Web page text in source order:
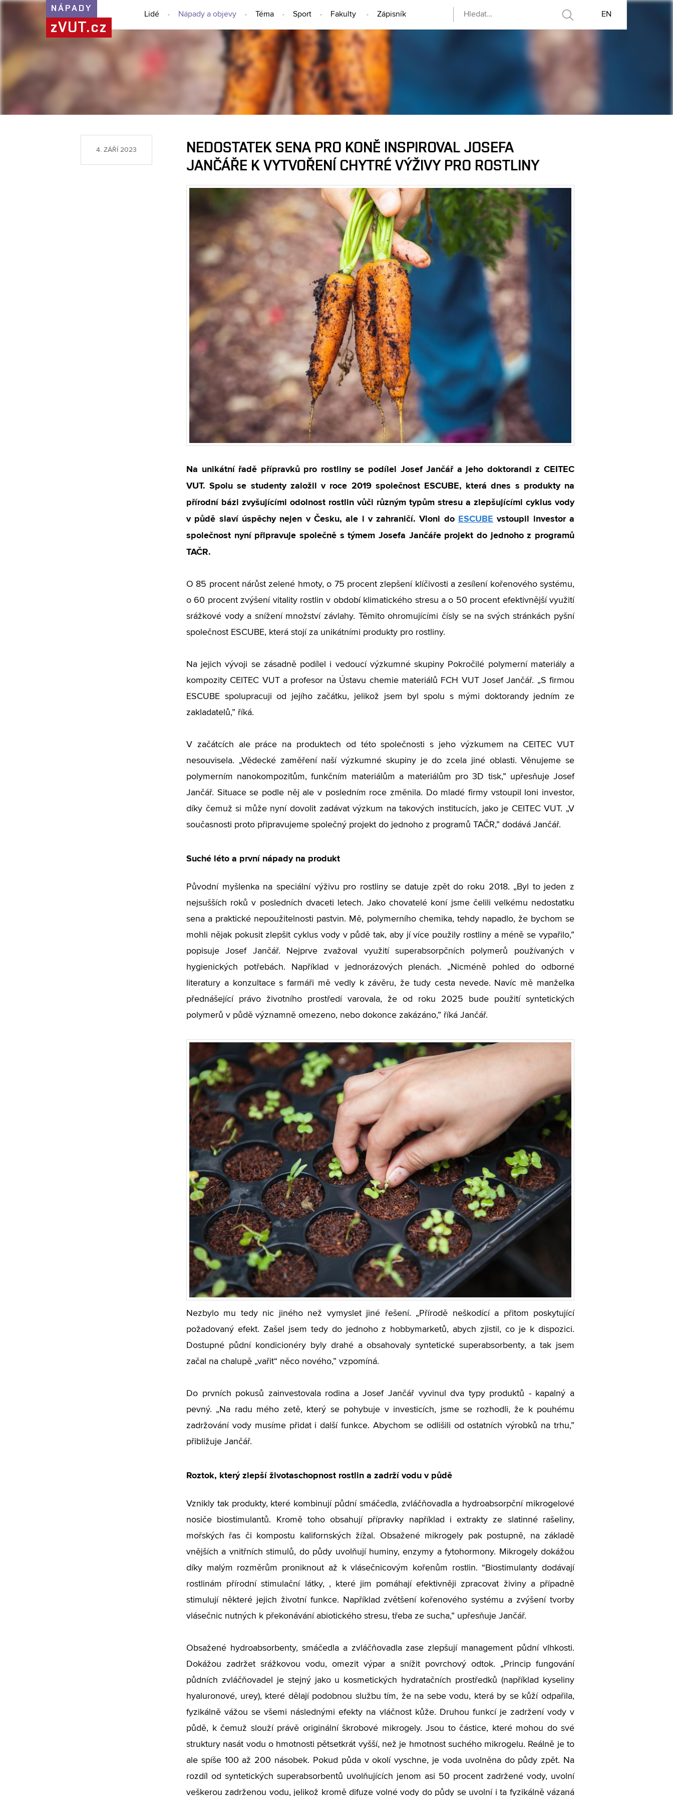
NÁPADY
zVUT.cz
Lidé Nápady a objevy Téma Sport Fakulty Zápisník EN
NÁPADY A OBJEVY
4. ZÁŘÍ 2023
NEDOSTATEK SENA PRO KONĚ INSPIROVAL JOSEFA
JANČÁŘE K VYTVOŘENÍ CHYTRÉ VÝŽIVY PRO ROSTLINY
Na unikátní řadě přípravků pro rostliny se podílel Josef Jančář a jeho doktorandi z CEITEC
VUT. Spolu se studenty založil v roce 2019 společnost ESCUBE, která dnes s produkty na
přírodní bázi zvyšujícími odolnost rostlin vůči různým typům stresu a zlepšujícími cyklus vody
v půdě slaví úspěchy nejen v Česku, ale i v zahraničí. Vloni do ESCUBE vstoupil investor a
společnost nyní připravuje společně s týmem Josefa Jančáře projekt do jednoho z programů
TAČR.
O 85 procent nárůst zelené hmoty, o 75 procent zlepšení klíčivosti a zesílení kořenového systému,
o 60 procent zvýšení vitality rostlin v období klimatického stresu a o 50 procent efektivnější využití
srážkové vody a snížení množství závlahy. Těmito ohromujícími čísly se na svých stránkách pyšní
společnost ESCUBE, která stojí za unikátními produkty pro rostliny.
Na jejich vývoji se zásadně podílel i vedoucí výzkumné skupiny Pokročilé polymerní materiály a
kompozity CEITEC VUT a profesor na Ústavu chemie materiálů FCH VUT Josef Jančář. „S firmou
ESCUBE spolupracuji od jejího začátku, jelikož jsem byl spolu s mými doktorandy jedním ze
zakladatelů,” říká.
V začátcích ale práce na produktech od této společnosti s jeho výzkumem na CEITEC VUT
nesouvisela. „Vědecké zaměření naší výzkumné skupiny je do zcela jiné oblasti. Věnujeme se
polymerním nanokompozitům, funkčním materiálům a materiálům pro 3D tisk,” upřesňuje Josef
Jančář. Situace se podle něj ale v posledním roce změnila. Do mladé firmy vstoupil loni investor,
díky čemuž si může nyní dovolit zadávat výzkum na takových institucích, jako je CEITEC VUT. „V
současnosti proto připravujeme společný projekt do jednoho z programů TAČR,” dodává Jančář.
Suché léto a první nápady na produkt
Původní myšlenka na speciální výživu pro rostliny se datuje zpět do roku 2018. „Byl to jeden z
nejsušších roků v posledních dvaceti letech. Jako chovatelé koní jsme čelili velkému nedostatku
sena a praktické nepoužitelnosti pastvin. Mě, polymerního chemika, tehdy napadlo, že bychom se
mohli nějak pokusit zlepšit cyklus vody v půdě tak, aby jí více použily rostliny a méně se vypařilo,”
popisuje Josef Jančář. Nejprve zvažoval využití superabsorpčních polymerů používaných v
hygienických potřebách. Například v jednorázových plenách. „Nicméně pohled do odborné
literatury a konzultace s farmáři mě vedly k závěru, že tudy cesta nevede. Navíc mě manželka
přednášející právo životního prostředí varovala, že od roku 2025 bude použití syntetických
polymerů v půdě významně omezeno, nebo dokonce zakázáno,” říká Jančář.
Nezbylo mu tedy nic jiného než vymyslet jiné řešení. „Přírodě neškodící a přitom poskytující
požadovaný efekt. Zašel jsem tedy do jednoho z hobbymarketů, abych zjistil, co je k dispozici.
Dostupné půdní kondicionéry byly drahé a obsahovaly syntetické superabsorbenty, a tak jsem
začal na chalupě „vařit“ něco nového,” vzpomíná.
Do prvních pokusů zainvestovala rodina a Josef Jančář vyvinul dva typy produktů - kapalný a
pevný. „Na radu mého zetě, který se pohybuje v investicích, jsme se rozhodli, že k pouhému
zadržování vody musíme přidat i další funkce. Abychom se odlišili od ostatních výrobků na trhu,”
přibližuje Jančář.
Roztok, který zlepší životaschopnost rostlin a zadrží vodu v půdě
Vznikly tak produkty, které kombinují půdní smáčedla, zvláčňovadla a hydroabsorpční mikrogelové
nosiče biostimulantů. Kromě toho obsahují přípravky například i extrakty ze slatinné rašeliny,
mořských řas či kompostu kalifornských žížal. Obsažené mikrogely pak postupně, na základě
vnějších a vnitřních stimulů, do půdy uvolňují huminy, enzymy a fytohormony. Mikrogely dokážou
díky malým rozměrům proniknout až k vlásečnicovým kořenům rostlin. “Biostimulanty dodávají
rostlinám přírodní stimulační látky, , které jim pomáhají efektivněji zpracovat živiny a případně
stimulují některé jejich životní funkce. Například zvětšení kořenového systému a zvýšení tvorby
vlásečnic nutných k překonávání abiotického stresu, třeba ze sucha,” upřesňuje Jančář.
Obsažené hydroabsorbenty, smáčedla a zvláčňovadla zase zlepšují management půdní vlhkosti.
Dokážou zadržet srážkovou vodu, omezit výpar a snížit povrchový odtok. „Princip fungování
půdních zvláčňovadel je stejný jako u kosmetických hydratačních prostředků (například kyseliny
hyaluronové, urey), které dělají podobnou službu tím, že na sebe vodu, která by se kůží odpařila,
fyzikálně vážou se všemi následnými efekty na vláčnost kůže. Druhou funkcí je zadržení vody v
půdě, k čemuž slouží právě originální škrobové mikrogely. Jsou to částice, které mohou do své
struktury nasát vodu o hmotnosti pětsetkrát vyšší, než je hmotnost suchého mikrogelu. Reálně je to
ale spíše 100 až 200 násobek. Pokud půda v okolí vyschne, je voda uvolněna do půdy zpět. Na
rozdíl od syntetických superabsorbentů uvolňujících jenom asi 50 procent zadržené vody, uvolní
veškerou zadrženou vodu, jelikož kromě difuze volné vody do půdy se uvolní i ta fyzikálně vázaná